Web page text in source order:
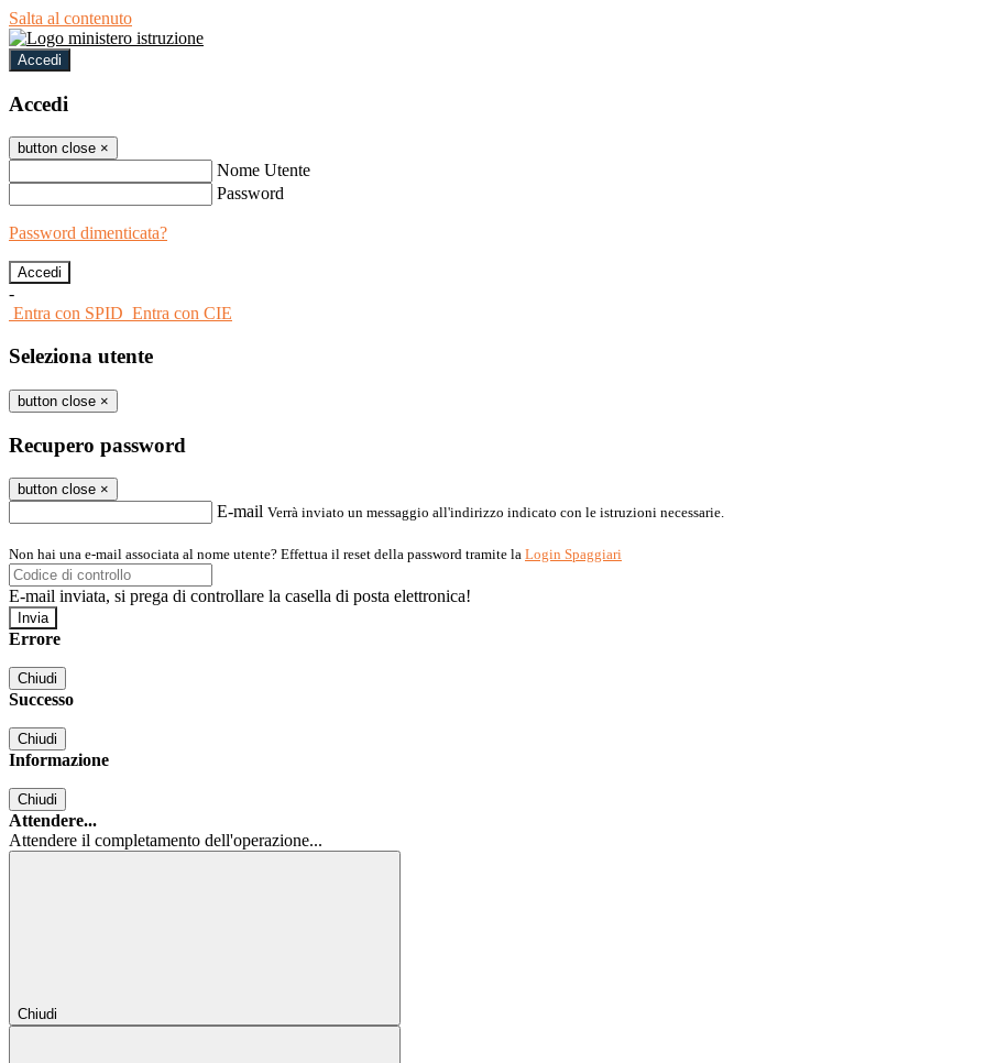
Salta al contenuto
Accedi
Accedi
button close ×
Nome Utente
Password
Password dimenticata?
-
Entra con SPID Entra con CIE
Seleziona utente
button close ×
Recupero password
button close ×
E-mail Verrà inviato un messaggio all'indirizzo indicato con le istruzioni necessarie.
Non hai una e-mail associata al nome utente? Effettua il reset della password tramite la Login Spaggiari
E-mail inviata, si prega di controllare la casella di posta elettronica!
Errore
Chiudi
Successo
Chiudi
Informazione
Chiudi
Attendere...
Attendere il completamento dell'operazione...
Chiudi